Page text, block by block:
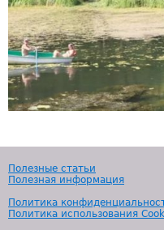
Полезные статьи
Полезная информация
Политика
Политика использования